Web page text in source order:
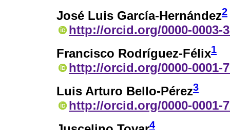
José Luis García-Hernández2
http://orcid.org/0000-0003-
Francisco Rodríguez-Félix1
http://orcid.org/0000-0001-
Luis Arturo Bello-Pérez3
http://orcid.org/0000-0001-
4